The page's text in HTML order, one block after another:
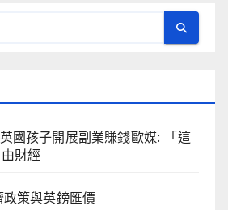
國孩子開展副業賺錢歐媒: 「這
財經
策與英鎊匯價